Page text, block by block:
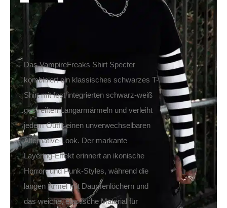
Versand
Lieferzeit: ca. 1-2 Tage DE, ca. 3-4 Tage EU
Das VampireFreaks Shirt Specter
kombiniert ein klassisches schwarzes T-
Shirt mit fest integrierten schwarz-weiß
gestreiften Langarmärmeln und verleiht
jedem Outfit einen unverwechselbaren
Alternative-Look. Der markante
Layering-Effekt erinnert an ikonische
Horror- und Punk-Styles, während die
langen Ärmel mit Daumenlöchern und
das weiche, elastische Material für